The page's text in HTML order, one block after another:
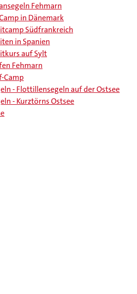
Fehmarn
in Dänemark
Südfrankreich
in Spanien
auf Sylt
Fehmarn
Camp
- Flottillensegeln auf der Ostsee
- Kurztörns Ostsee